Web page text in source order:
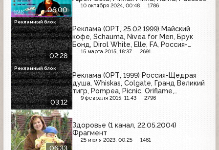
06:00
Zanussi, Венза, Дохлокс, LG, Salton,
10 октября 2024, 00:48 1786
02:28
Реклама (ОРТ, 25.02.1999) Майский
кофе, Schauma, Nivea for Men, Брук
Бонд, Dirol White, Elle, FA, Россия-
Щедрая душа
15 марта 2015, 18:37 2691
Рекламный блок
03:12
Реклама (ОРТ, 1999) Россия-Щедрая
душа, Whiskas, Colgate, Гранд Великий
тигр, Pompea, Picnic, Oriflame,
Mertinger, Samsung
9 февраля 2015, 11:43 2796
Рекламный блок
06:33
Здоровье (1 канал, 22.05.2004)
Фрагмент
25 июля 2023, 00:25 1461